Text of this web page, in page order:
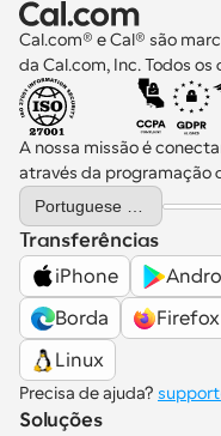
Cal.com® e Cal® são
da Cal.com, Inc. Todos
A nossa missão é
através da programação
Select Language
Transferências
iPhone
Borda
Firefox
Linux
Precisa de ajuda?
Soluções